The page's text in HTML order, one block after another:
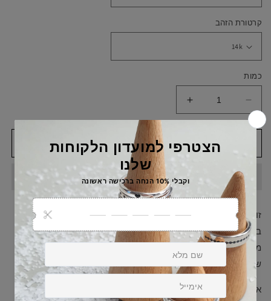
קרטורת הזהב
כמות
כמות
14K/18K
עגילי
זהב
ויהלום-
עיגול
שטוח
הוסף
כמות
14K/18K
עגילי
זהב
ויהלום-
עיגול
הוסף לסל
זוג עגילי זהב עדינים ויפהפיים משובצים ביהלומים, עשויים
בעבודת יד, מזהב 14K או 18K צהוב/לבן/אדום לבחירתכם.
מתאים מאוד גם לקטנטנות מגיל שנתיים ומעלה. עגיל זהב
שיישאר איתן לשנים ארוכות :)
אפשר להתקלח עם התכשיט.